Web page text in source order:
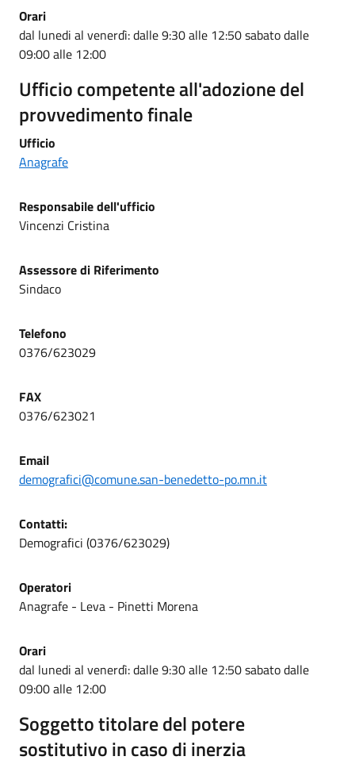
Orari
dal lunedi al venerdì: dalle 9:30 alle 12:50 sabato dalle
09:00 alle 12:00
Ufficio competente all'adozione del
provvedimento finale
Ufficio
Anagrafe
Responsabile dell'ufficio
Vincenzi Cristina
Assessore di Riferimento
Sindaco
Telefono
0376/623029
FAX
0376/623021
Email
demografici@comune.san-benedetto-po.mn.it
Contatti:
Demografici (0376/623029)
Operatori
Anagrafe - Leva - Pinetti Morena
Orari
dal lunedi al venerdì: dalle 9:30 alle 12:50 sabato dalle
09:00 alle 12:00
Soggetto titolare del potere
sostitutivo in caso di inerzia